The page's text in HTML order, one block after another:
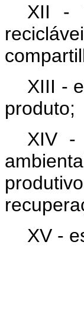
XII -
XIII -
produto;
XIV -
XV -